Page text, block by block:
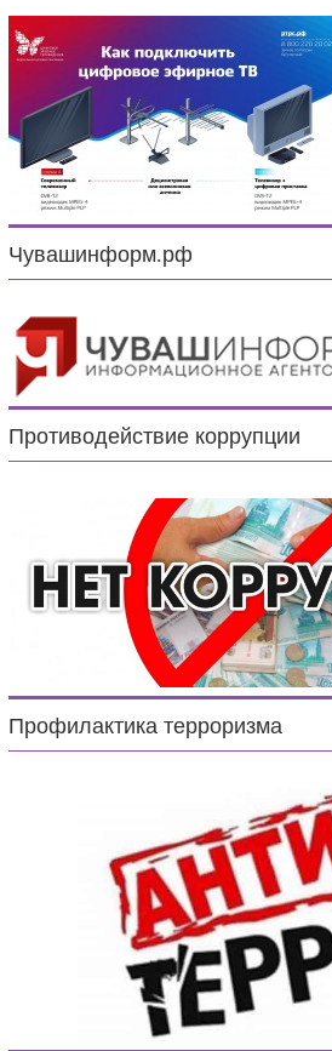
Чувашинформ.рф
Противодействие коррупции
Профилактика терроризма